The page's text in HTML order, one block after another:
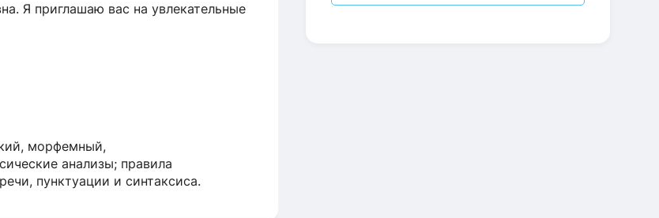
Я приглашаю вас на увлекательные
морфемный,
анализы; правила
пунктуации и синтаксиса.